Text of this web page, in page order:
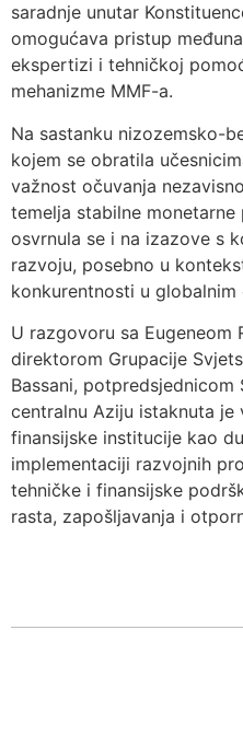
saradnje unutar
omogućava pristup
ekspertizi i tehničkoj
mehanizme MMF-a.
Na sastanku nizozemsko-
kojem se obratila
važnost očuvanja
temelja stabilne
osvrnula se i na izazove s
razvoju, posebno u
konkurentnosti u
U razgovoru sa Eugeneom
direktorom Grupacije
Bassani,
centralnu Aziju istaknuta je
finansijske institucije kao
implementaciji razvojnih
tehničke i finansijske
rasta, zapošljavanja i